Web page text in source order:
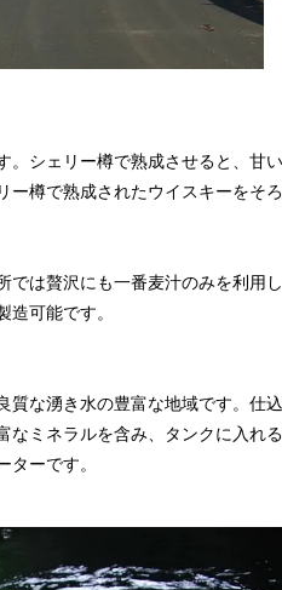
シェリー樽で熟成させると、甘
樽で熟成されたウイスキーをそろ
は贅沢にも一番麦汁のみを利用
造可能です。
な湧き水の豊富な地域です。仕
ミネラルを含み、タンクに入れ
ターです。